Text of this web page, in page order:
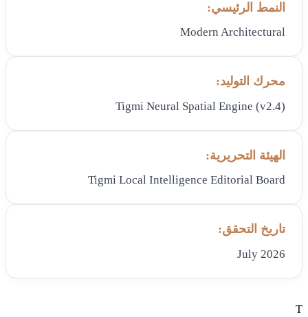
النمط الرئيسي:
Modern Architectural
محرك التوليد:
Tigmi Neural Spatial Engine (v2.4)
الهيئة التحريرية:
Tigmi Local Intelligence Editorial Board
تاريخ التحقق:
July 2026
T